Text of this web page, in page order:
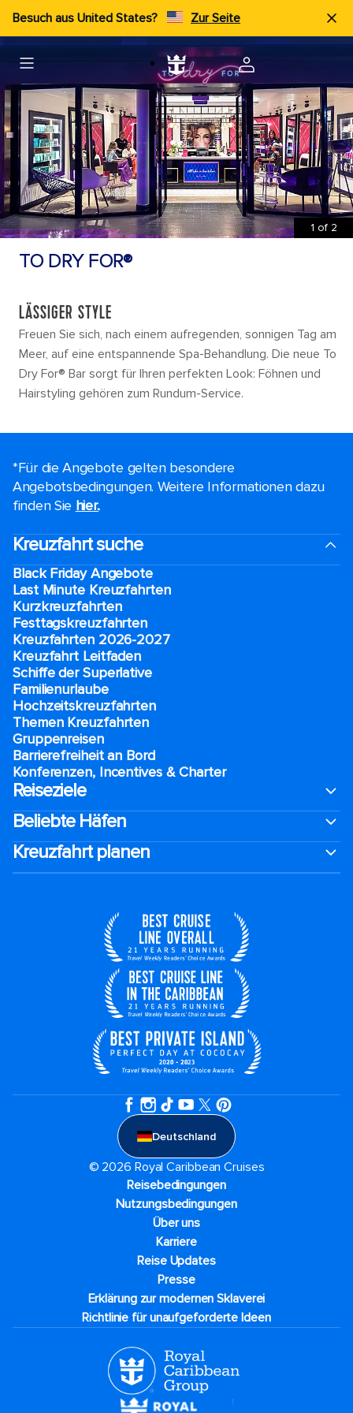
Besuch aus United States? Zur Seite
1 of 2
TO DRY FOR®
LÄSSIGER STYLE
Freuen Sie sich, nach einem aufregenden, sonnigen Tag am
Meer, auf eine entspannende Spa-Behandlung. Die neue To
Dry For® Bar sorgt für Ihren perfekten Look: Föhnen und
Hairstyling gehören zum Rundum-Service.
*Für die Angebote gelten besondere
Angebotsbedingungen. Weitere Informationen dazu
finden Sie hier..
Kreuzfahrt suche
Black Friday Angebote
Last Minute Kreuzfahrten
Kurzkreuzfahrten​
Festtagskreuzfahrten​
Kreuzfahrten 2026-2027
Kreuzfahrt Leitfaden
Schiffe der Superlative
Familienurlaube​
Hochzeitskreuzfahrten
Themen Kreuzfahrten
Gruppenreisen
Barrierefreiheit an Bord​
Konferenzen, Incentives & Charter
Reiseziele
Beliebte Häfen
Kreuzfahrt planen
Deutschland
© 2026 Royal Caribbean Cruises
Reisebedingungen
Nutzungsbedingungen
Über uns
Karriere​
Reise Updates​
Presse
Erklärung zur modernen Sklaverei
Richtlinie für unaufgeforderte Ideen